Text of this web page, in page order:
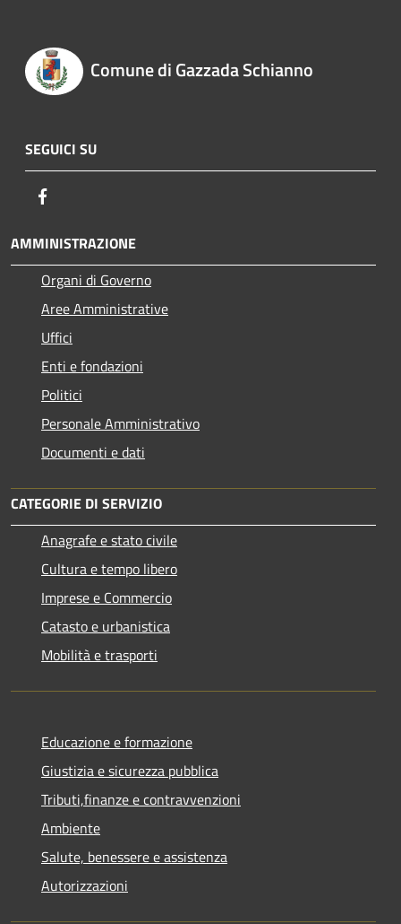
Comune di Gazzada Schianno
SEGUICI SU
AMMINISTRAZIONE
Organi di Governo
Aree Amministrative
Uffici
Enti e fondazioni
Politici
Personale Amministrativo
Documenti e dati
CATEGORIE DI SERVIZIO
Anagrafe e stato civile
Cultura e tempo libero
Imprese e Commercio
Catasto e urbanistica
Mobilità e trasporti
Educazione e formazione
Giustizia e sicurezza pubblica
Tributi,finanze e contravvenzioni
Ambiente
Salute, benessere e assistenza
Autorizzazioni